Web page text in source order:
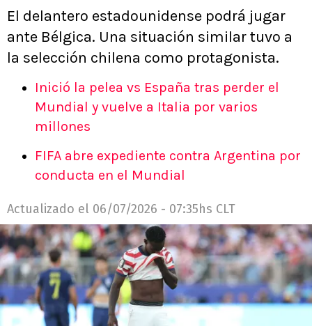
El delantero estadounidense podrá jugar
ante Bélgica. Una situación similar tuvo a
la selección chilena como protagonista.
Inició la pelea vs España tras perder el
Mundial y vuelve a Italia por varios
millones
FIFA abre expediente contra Argentina por
conducta en el Mundial
Actualizado el 06/07/2026 - 07:35hs CLT